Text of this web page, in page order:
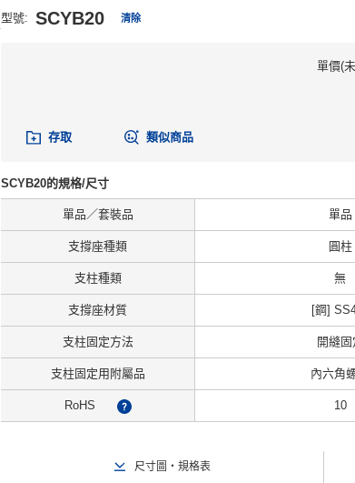
型號: SCYB20 清除
單價(
存取 類似商品
SCYB20的規格/尺寸
單品／套裝品 單品
支撐座種類 圓柱
支柱種類 無
支撐座材質 [鋼]
支柱固定方法 開縫固
支柱固定用附屬品 內六角
RoHS ? 10
尺寸圖・規格表